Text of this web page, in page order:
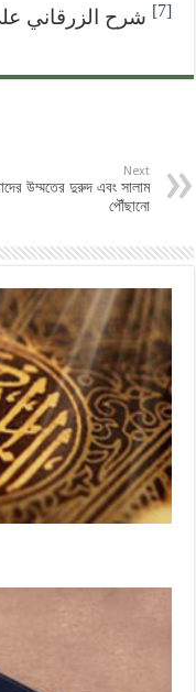
[7] شرح الزرقاني على
Next
উম্মতের দুরুদ এবং সালাম
পৌঁছানো